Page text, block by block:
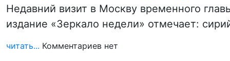
Недавний визит в Москву временного
издание «Зеркало недели» отмечает:
читать... Комментариев нет